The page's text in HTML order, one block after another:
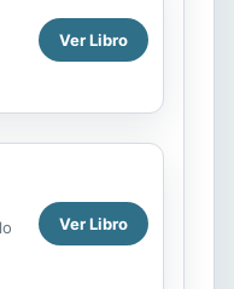
Ver Libro
Ver Libro